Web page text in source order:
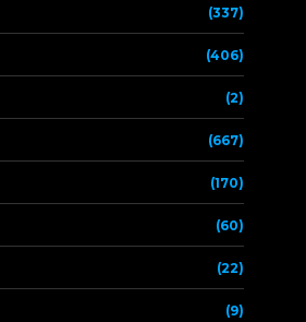
(337)
(406)
(2)
(667)
(170)
(60)
(22)
(9)